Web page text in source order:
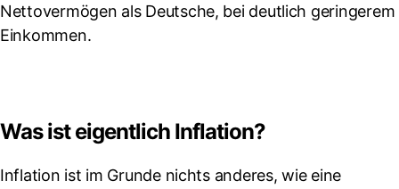
Nettovermögen als Deutsche, bei deutlich geringerem
Einkommen.
Was ist eigentlich Inflation?
Inflation ist im Grunde nichts anderes, wie eine